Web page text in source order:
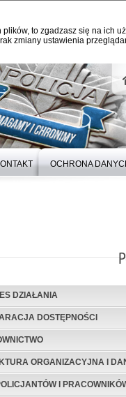
to zgadzasz się na ich
zmiany ustawienia
OCHRONA
DZIAŁANIA
DOSTĘPNOŚCI
ORGANIZACYJNA I
I